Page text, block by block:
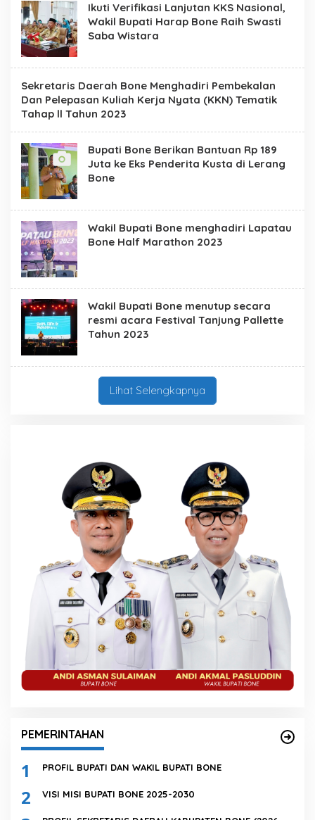
Ikuti Verifikasi Lanjutan KKS Nasional,
Wakil Bupati Harap Bone Raih Swasti
Saba Wistara
Sekretaris Daerah Bone Menghadiri Pembekalan
Dan Pelepasan Kuliah Kerja Nyata (KKN) Tematik
Tahap ll Tahun 2023
Bupati Bone Berikan Bantuan Rp 189
Juta ke Eks Penderita Kusta di Lerang
Bone
Wakil Bupati Bone menghadiri Lapatau
Bone Half Marathon 2023
Wakil Bupati Bone menutup secara
resmi acara Festival Tanjung Pallette
Tahun 2023
Lihat Selengkapnya
PEMERINTAHAN
1 PROFIL BUPATI DAN WAKIL BUPATI BONE
2 VISI MISI BUPATI BONE 2025-2030